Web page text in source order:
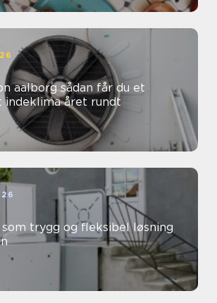
sådan får du et
indeklima året rundt
trygg og fleksibel løsning